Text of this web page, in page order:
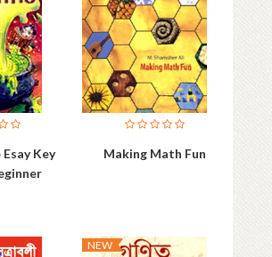
Key
Making Math Fun
NEW